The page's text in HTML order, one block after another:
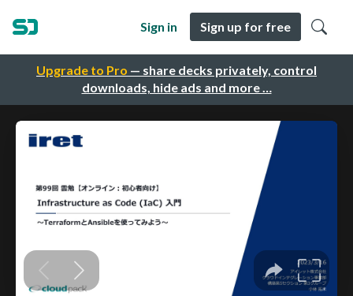
Upgrade to Pro — share decks privately, control
downloads, hide ads and more …
Sign in Sign up for free